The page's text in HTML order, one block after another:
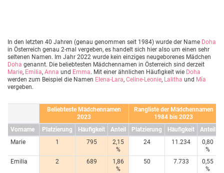
In den letzten 40 Jahren (genau genommen seit 1984) wurde der Name Doha
in Österreich genau 2-mal vergeben, es handelt sich hier also um einen sehr
seltenen Namen. Im Jahr 2022 wurde kein einziges neugeborenes Mädchen
Doha genannt. Die beliebtesten Mädchennamen in Österreich sind derzeit
Marie, Emilia, Anna und Emma. Mit einer ähnlichen Häufigkeit wie Doha
werden zum Beispiel die Namen Elena-Lara, Celine-Leonie, Lalitha und Mía
vergeben.
Beliebteste Mädchennamen
2023
Rangliste der Mädchennamen
1984 bis 2023
Vorname
Platzierung Häufigkeit Anteil Platzierung Häufigkeit
Anteil
Marie
1 795
2,15
%
24 11.234
0,80
%
Emilia
2 689
1,86
%
50 7.733
0,55
%